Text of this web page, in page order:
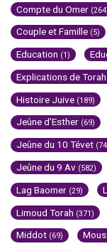
Compte du Omer
Couple et Famille (5)
Education (1)
Explications de Torah
Histoire Juive (189)
Jeûne d'Esther (69)
Jeûne du 10 Tévet
Jeûne du 9 Av (582)
Lag Baomer (29)
Limoud Torah (371)
Middot (69)